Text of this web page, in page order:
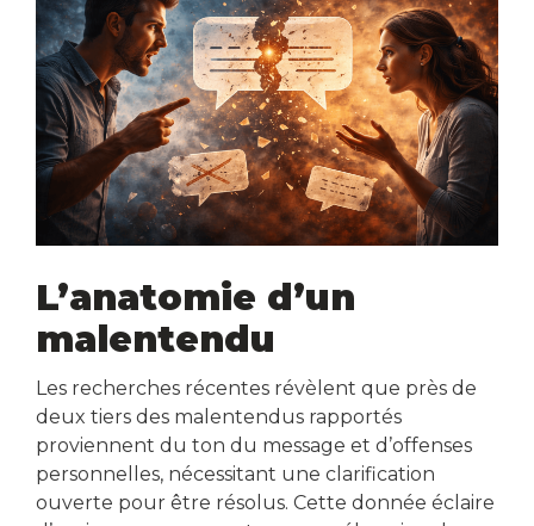
L’anatomie d’un
malentendu
Les recherches récentes révèlent que près de
deux tiers des malentendus rapportés
proviennent du ton du message et d’offenses
personnelles, nécessitant une clarification
ouverte pour être résolus. Cette donnée éclaire